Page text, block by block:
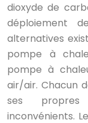
dioxyde de
déploiement
alternatives
pompe à
pompe à
air/air. Chacun
ses propres
inconvénients.